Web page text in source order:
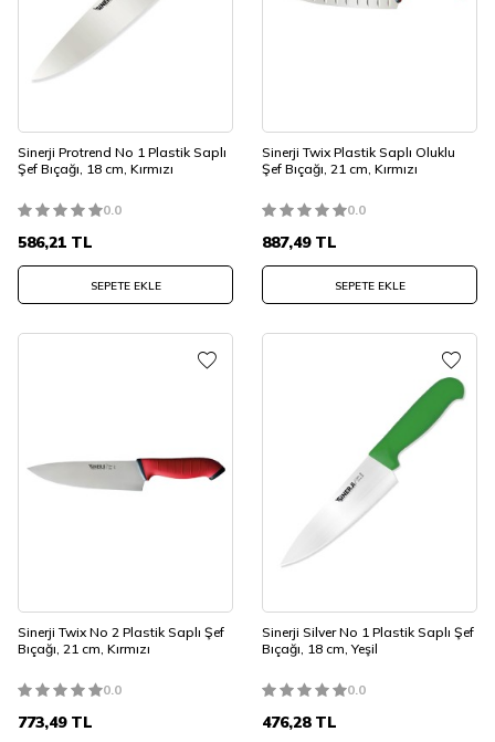
Sinerji Protrend No 1 Plastik Saplı
Şef Bıçağı, 18 cm, Kırmızı
0.0
586,21 TL
SEPETE EKLE
Sinerji Twix Plastik Saplı Oluklu
Şef Bıçağı, 21 cm, Kırmızı
0.0
887,49TL
SEPETE EKLE
Sinerji Twix No 2 Plastik Saplı Şef
Bıçağı, 21 cm, Kırmızı
0.0
773,49TL
Sinerji Silver No 1 Plastik Saplı Şef
Bıçağı, 18 cm, Yeşil
0.0
476,28TL